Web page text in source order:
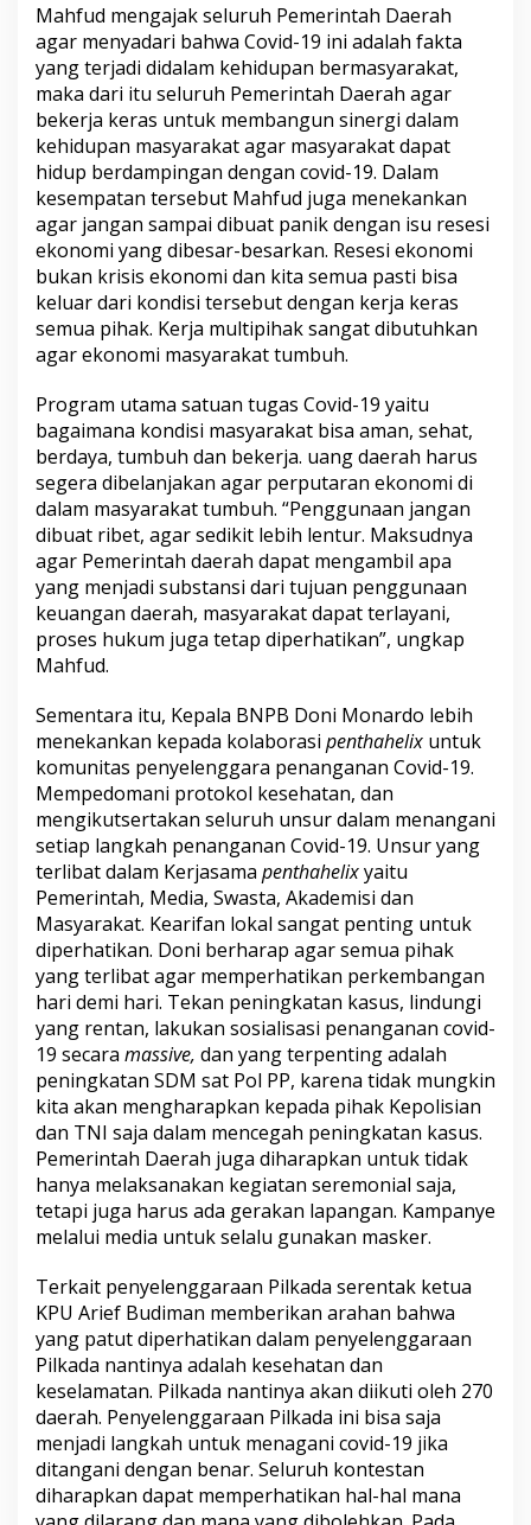
Mahfud mengajak seluruh Pemerintah Daerah
agar menyadari bahwa Covid-19 ini adalah fakta
yang terjadi didalam kehidupan bermasyarakat,
maka dari itu seluruh Pemerintah Daerah agar
bekerja keras untuk membangun sinergi dalam
kehidupan masyarakat agar masyarakat dapat
hidup berdampingan dengan covid-19. Dalam
kesempatan tersebut Mahfud juga menekankan
agar jangan sampai dibuat panik dengan isu resesi
ekonomi yang dibesar-besarkan. Resesi ekonomi
bukan krisis ekonomi dan kita semua pasti bisa
keluar dari kondisi tersebut dengan kerja keras
semua pihak. Kerja multipihak sangat dibutuhkan
agar ekonomi masyarakat tumbuh.
Program utama satuan tugas Covid-19 yaitu
bagaimana kondisi masyarakat bisa aman, sehat,
berdaya, tumbuh dan bekerja. uang daerah harus
segera dibelanjakan agar perputaran ekonomi di
dalam masyarakat tumbuh. “Penggunaan jangan
dibuat ribet, agar sedikit lebih lentur. Maksudnya
agar Pemerintah daerah dapat mengambil apa
yang menjadi substansi dari tujuan penggunaan
keuangan daerah, masyarakat dapat terlayani,
proses hukum juga tetap diperhatikan”, ungkap
Mahfud.
Sementara itu, Kepala BNPB Doni Monardo lebih
menekankan kepada kolaborasi penthahelix untuk
komunitas penyelenggara penanganan Covid-19.
Mempedomani protokol kesehatan, dan
mengikutsertakan seluruh unsur dalam menangani
setiap langkah penanganan Covid-19. Unsur yang
terlibat dalam Kerjasama penthahelixyaitu
Pemerintah, Media, Swasta, Akademisi dan
Masyarakat. Kearifan lokal sangat penting untuk
diperhatikan. Doni berharap agar semua pihak
yang terlibat agar memperhatikan perkembangan
hari demi hari. Tekan peningkatan kasus, lindungi
yang rentan, lakukan sosialisasi penanganan covid-
19 secara massive, dan yang terpenting adalah
peningkatan SDM sat Pol PP, karena tidak mungkin
kita akan mengharapkan kepada pihak Kepolisian
dan TNI saja dalam mencegah peningkatan kasus.
Pemerintah Daerah juga diharapkan untuk tidak
hanya melaksanakan kegiatan seremonial saja,
tetapi juga harus ada gerakan lapangan. Kampanye
melalui media untuk selalu gunakan masker.
Terkait penyelenggaraan Pilkada serentak ketua
KPU Arief Budiman memberikan arahan bahwa
yang patut diperhatikan dalam penyelenggaraan
Pilkada nantinya adalah kesehatan dan
keselamatan. Pilkada nantinya akan diikuti oleh 270
daerah. Penyelenggaraan Pilkada ini bisa saja
menjadi langkah untuk menagani covid-19 jika
ditangani dengan benar. Seluruh kontestan
diharapkan dapat memperhatikan hal-hal mana